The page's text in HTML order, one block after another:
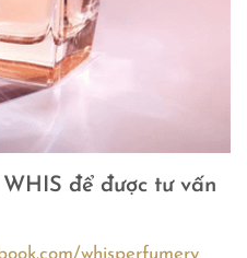
để được tư vấn